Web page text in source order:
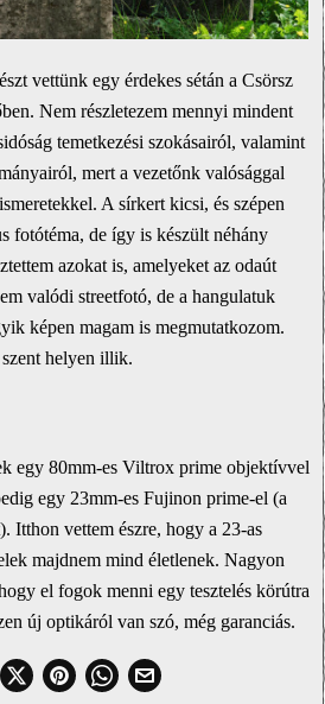
vettünk egy érdekes sétán a Csörsz
Nem részletezem mennyi mindent
temetkezési szokásairól, valamint
mert a vezetőnk valósággal
A sírkert kicsi, és szépen
fotótéma, de így is készült néhány
azokat is, amelyeket az odaút
valódi streetfotó, de a hangulatuk
képen magam is megmutatkozom.
helyen illik.
egy 80mm-es Viltrox prime objektívvel
egy 23mm-es Fujinon prime-el (a
Itthon vettem észre, hogy a 23-as
majdnem mind életlenek. Nagyon
el fogok menni egy tesztelés körútra
új optikáról van szó, még garanciás.